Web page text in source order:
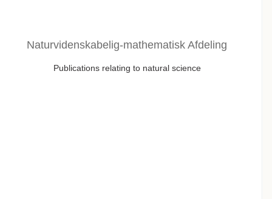
Naturvidenskabelig-mathematisk Afdeling
Publications relating to natural science